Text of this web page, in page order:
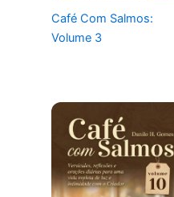
Café Com Salmos:
Volume 3